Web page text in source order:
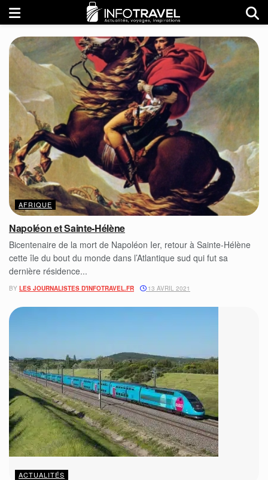
AFRIQUE
Napoléon et Sainte-Hélène
Bicentenaire de la mort de Napoléon Ier, retour à Sainte-Hélène
cette île du bout du monde dans l’Atlantique sud qui fut sa
dernière résidence...
BY LES JOURNALISTES D'INFOTRAVEL.FR 13 AVRIL 2021
ACTUALITÉS